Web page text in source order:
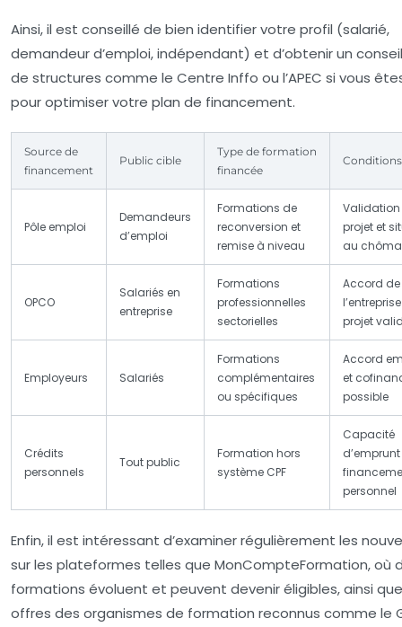
Ainsi, il est conseillé de bien identifier votre profil (salarié,
demandeur d’emploi, indépendant) et d’obtenir un
de structures comme le Centre Inffo ou l’APEC si vous
pour optimiser votre plan de financement.
Source de
financement
Public cible
Type de formation
financée
Pôle emploi
Demandeurs
d’emploi
Formations de
reconversion et
remise à niveau
projet et
au
OPCO
Salariés en
entreprise
Formations
professionnelles
sectorielles
Accord de
projet
Employeurs Salariés
Formations
complémentaires
ou spécifiques
Accord
et
possible
Crédits
personnels
Tout public
Formation hors
système CPF
Capacité
personnel
Enfin, il est intéressant d’examiner régulièrement les
sur les plateformes telles que MonCompteFormation, où
formations évoluent et peuvent devenir éligibles, ainsi
offres des organismes de formation reconnus comme le